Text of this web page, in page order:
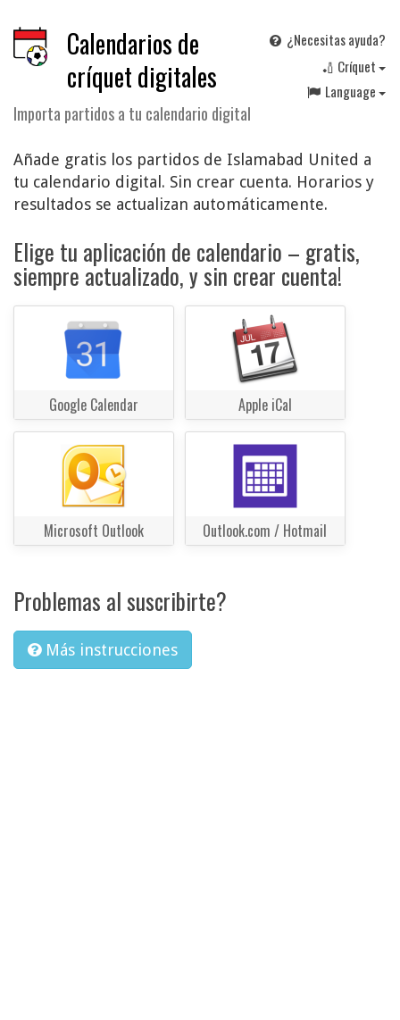
Calendarios de
críquet digitales
Importa partidos a tu calendario digital
¿Necesitas ayuda?
🏏 Críquet
Language
Añade gratis los partidos de Islamabad United a
tu calendario digital. Sin crear cuenta. Horarios y
resultados se actualizan automáticamente.
Elige tu aplicación de calendario – gratis,
siempre actualizado, y sin crear cuenta!
Google Calendar Apple iCal
Microsoft Outlook Outlook.com / Hotmail
Problemas al suscribirte?
Más instrucciones